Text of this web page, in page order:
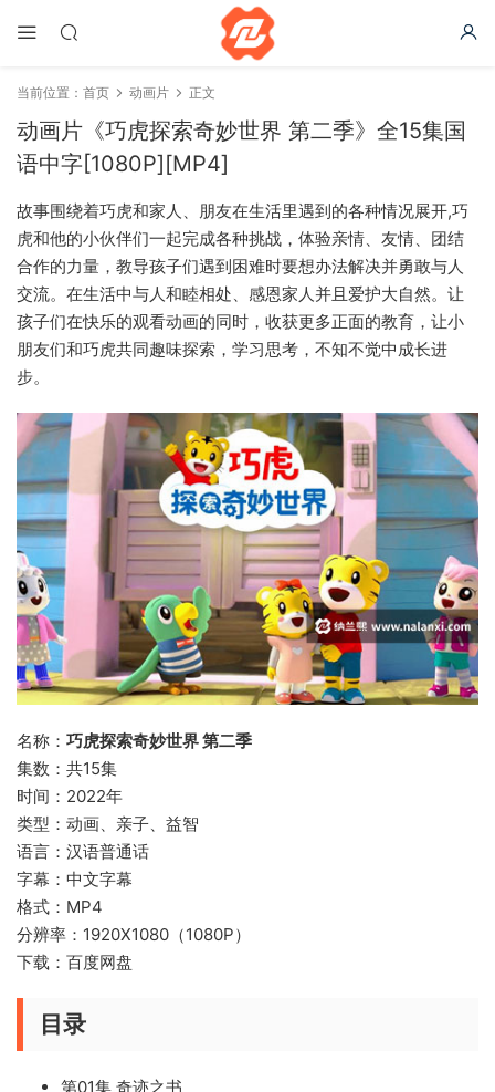
当前位置： 首页 动画片 正文
动画片《巧虎探索奇妙世界 第二季》全15集国
语中字[1080P][MP4]
故事围绕着巧虎和家人、朋友在生活里遇到的各种情况展开,巧
虎和他的小伙伴们一起完成各种挑战，体验亲情、友情、团结
合作的力量，教导孩子们遇到困难时要想办法解决并勇敢与人
交流。在生活中与人和睦相处、感恩家人并且爱护大自然。让
孩子们在快乐的观看动画的同时，收获更多正面的教育，让小
朋友们和巧虎共同趣味探索，学习思考，不知不觉中成长进
步。
名称： 巧虎探索奇妙世界 第二季
集数：共15集
时间：2022年
类型：动画、亲子、益智
语言：汉语普通话
字幕：中文字幕
格式：MP4
分辨率：1920X1080（1080P）
下载：百度网盘
目录
第01集 奇迹之书